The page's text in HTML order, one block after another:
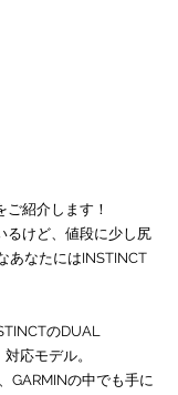
ご紹介します！
るけど、値段に少し尻
あなたにはINSTINCT
のDUAL
応モデル。
GARMINの中でも手に